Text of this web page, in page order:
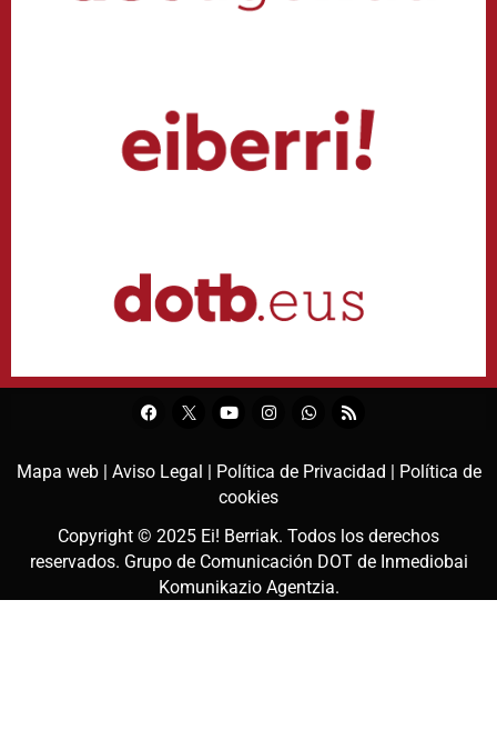
Mapa web | Aviso Legal | Política de Privacidad |
Política de
cookies
Copyright © 2025 Ei! Berriak. Todos los derechos
reservados. Grupo de Comunicación DOT de Inmediobai
Komunikazio Agentzia.